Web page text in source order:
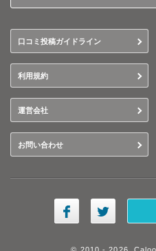
口コミ投稿ガイドライン
利用規約
運営会社
お問い合わせ